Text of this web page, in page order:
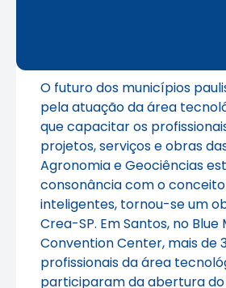
O futuro dos municípios
pela atuação da área
que capacitar os
projetos, serviços e obras
Agronomia e Geociências
consonância com o
inteligentes, tornou-se um
Crea-SP. Em Santos, no Blue
Convention Center, mais de
profissionais da área
participaram da abertura do